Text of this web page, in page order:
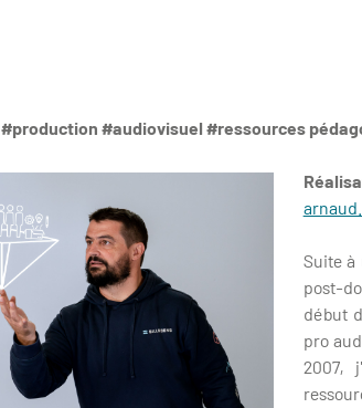
#production #audiovisuel #ressources
Suite à
post-
début
pro
2007,